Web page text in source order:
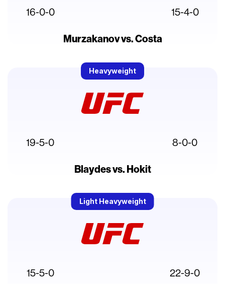
16-0-0 15-4-0
Murzakanov vs. Costa
Heavyweight
19-5-0 8-0-0
Blaydes vs. Hokit
Light Heavyweight
15-5-0 22-9-0